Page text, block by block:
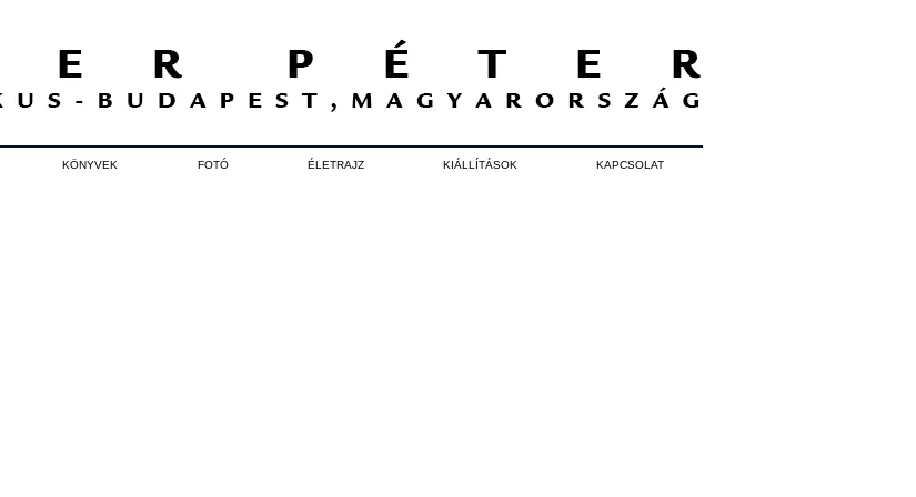
KÖNYVEK FOTÓ ÉLETRAJZ KIÁLLÍTÁSOK KAPCSOLAT